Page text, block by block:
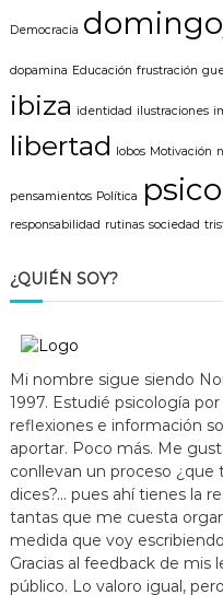
Democracia
dopamina Educación frustración
ibiza identidad ilustraciones
libertad lobos Motivación
pensamientos Política
responsabilidad rutinas sociedad
¿QUIÉN SOY?
Mi nombre sigue siendo
1997. Estudié psicología
reflexiones e información
aportar. Poco más. Me
conllevan un proceso ¿que
dices?... pues ahí tienes la
tantas que me cuesta
medida que voy
Gracias al feedback de mis
público. Lo valoro igual,